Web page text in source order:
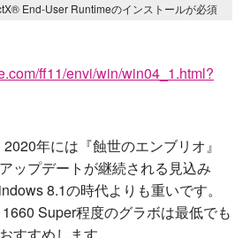
End-User Runtimeのインストールが必須
ff11/envi/win/win04_1.html?
年には『蝕世のエンブリオ』
ップデートが継続される見込み
8.1の時代よりも重いです。
Super程度のグラボは最低でも